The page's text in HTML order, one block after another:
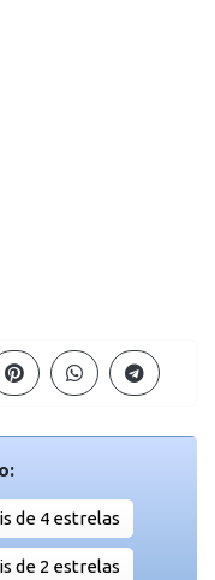
de 4 estrelas
de 2 estrelas